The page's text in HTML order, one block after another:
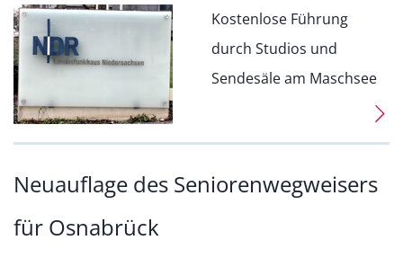
Kostenlose Führung
durch Studios und
Sendesäle am Maschsee
Neuauflage des Seniorenwegweisers
für Osnabrück